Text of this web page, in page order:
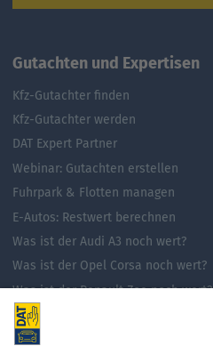
Gutachten und Expertisen
Kfz-Gutachter finden
Kfz-Gutachter werden
DAT Expert Partner
Webinar: Gutachten erstellen
Fuhrpark & Flotten managen
E-Autos: Restwert berechnen
Was ist der Audi A3 noch wert?
Was ist der Opel Corsa noch wert?
Was ist der Renault Zoe noch wert?
Was ist der VW Golf noch wert?
E-Mobilität in Deutschland